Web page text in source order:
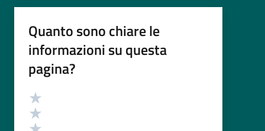
Quanto sono chiare le
informazioni su questa
pagina?
Valutazione